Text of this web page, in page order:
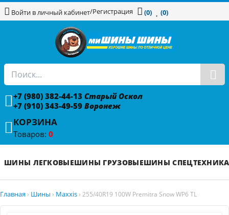
Войти в личный кабинет/Регистрация (0) (0)
+7 (980) 382-44-13 Старый Оскол
+7 (910) 343-49-59 Воронеж
КОРЗИНА
Товаров: 0
ШИНЫ ЛЕГКОВЫЕШИНЫ ГРУЗОВЫЕШИНЫ СПЕЦТЕХНИКА
Главная › Шины › Maxxis › 255/40R19 100W Premitra Snow WP6 TL